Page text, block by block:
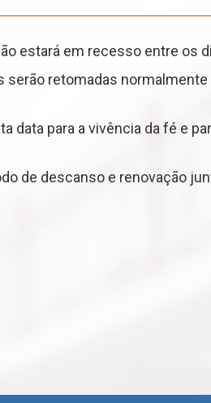
estará em recesso entre os
retomadas normalmente
para a vivência da fé e
de descanso e renovação